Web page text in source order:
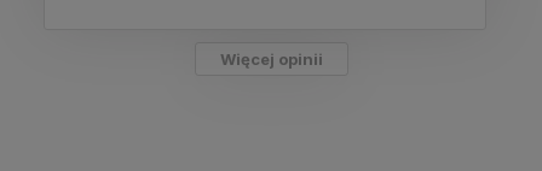
Więcej opinii